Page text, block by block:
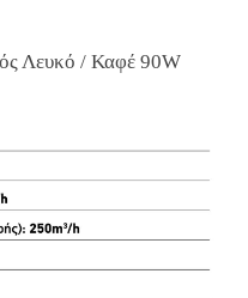
Λευκό / Καφέ 90W